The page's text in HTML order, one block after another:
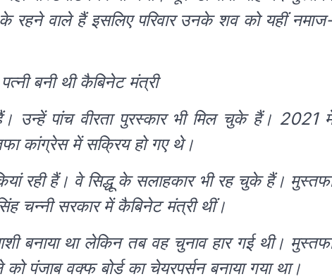
रहने वाले हैं इसलिए परिवार उनके शव को यहीं
बनी थी कैबिनेट मंत्री
उन्हें पांच वीरता पुरस्कार भी मिल चुके हैं। 2021
कांग्रेस में सक्रिय हो गए थे।
रही हैं। वे सिद्धू के सलाहकार भी रह चुके हैं।
चन्नी सरकार में कैबिनेट मंत्री थीं।
बनाया था लेकिन तब वह चुनाव हार गई थी।
वक्फ बोर्ड का चेयरपर्सन बनाया गया था।